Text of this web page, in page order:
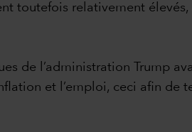
toutefois relativement
de l’administration Trump
et l’emploi, ceci afin de